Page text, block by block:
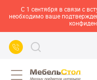
С 1 сентября в связи с
необходимо ваше